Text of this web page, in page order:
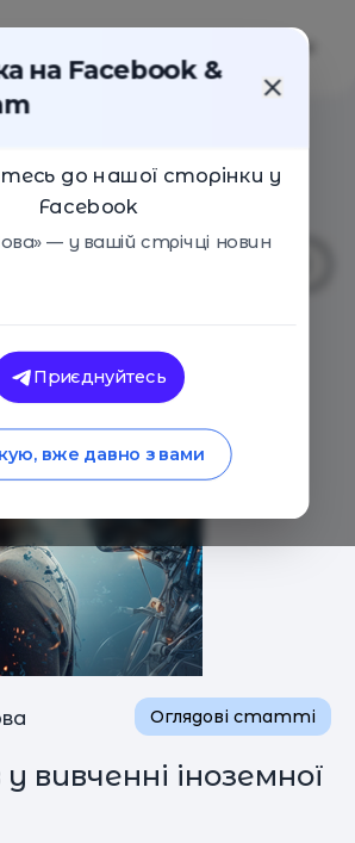
Оглядові статті
вивченні іноземної
на Facebook &
до нашої сторінки у
Facebook
— у вашій стрічці новин
Приєднуйтесь
вже давно з вами